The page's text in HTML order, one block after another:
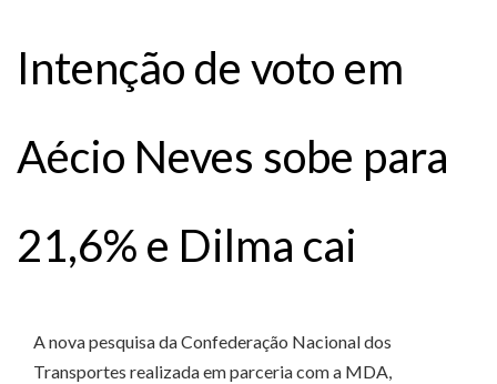
Intenção de voto em
Aécio Neves sobe para
21,6% e Dilma cai
A nova pesquisa da Confederação Nacional dos
Transportes realizada em parceria com a MDA,